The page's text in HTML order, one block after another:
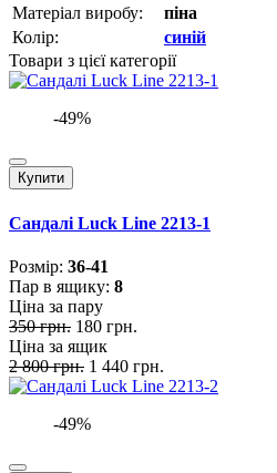
Матеріал виробу:
піна
Колір:
синій
Товари з цієї категорії
-49%
Купити
Сандалі Luck Line 2213-1
Розмiр: 36-41
Пар в ящику: 8
Ціна за пару
350 грн. 180 грн.
Ціна за ящик
2 800 грн. 1 440 грн.
-49%